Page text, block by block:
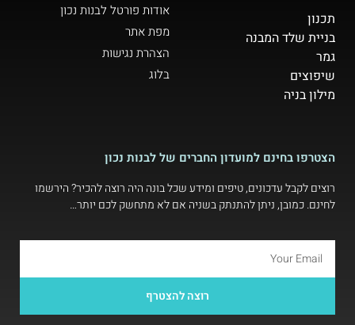
תכנון
בניית שלד המבנה
גמר
שיפוצים
מילון בניה
אודות פורטל לבנות נכון
מפת אתר
הצהרת נגישות
בלוג
הצטרפו בחינם למועדון החברים של לבנות נכון
רוצים לקבל עדכונים, טיפים ומידע שכל בונה היה רוצה להכיר? הירשמו
לחינם. כמובן, ניתן להתנתק בשניה אם לא מתחשק לכם יותר…
רוצה להצטרף